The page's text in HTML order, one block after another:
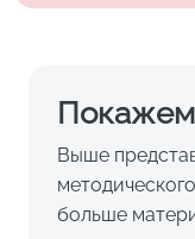
Покажем
Выше
больше